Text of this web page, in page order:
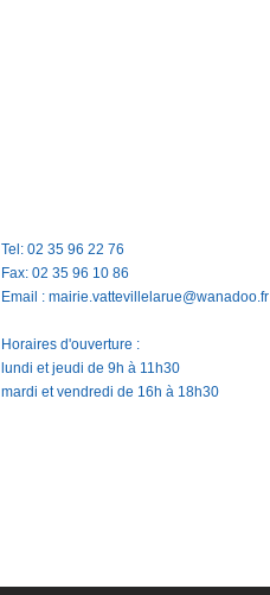
Tel: 02 35 96 22 76
Fax: 02 35 96 10 86
Email : mairie.vattevillelarue@wanadoo.fr
Horaires d'ouverture :
lundi et jeudi de 9h à 11h30
mardi et vendredi de 16h à 18h30